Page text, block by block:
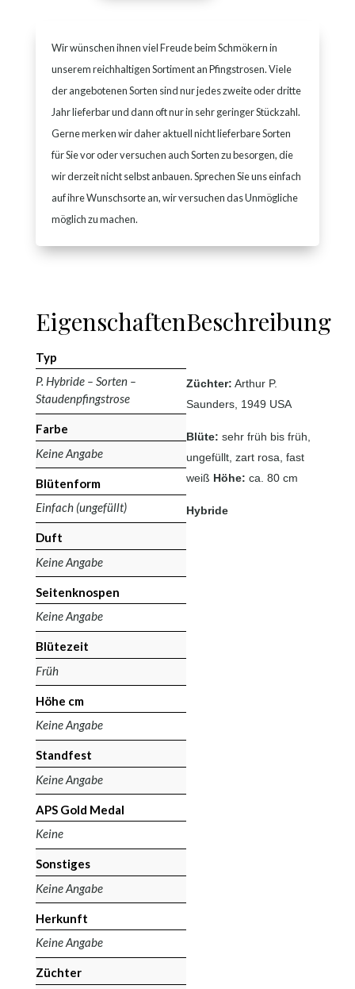
Wir wünschen ihnen viel Freude beim Schmökern in
unserem reichhaltigen Sortiment an Pfingstrosen. Viele
der angebotenen Sorten sind nur jedes zweite oder dritte
Jahr lieferbar und dann oft nur in sehr geringer Stückzahl.
Gerne merken wir daher aktuell nicht lieferbare Sorten
für Sie vor oder versuchen auch Sorten zu besorgen, die
wir derzeit nicht selbst anbauen. Sprechen Sie uns einfach
auf ihre Wunschsorte an, wir versuchen das Unmögliche
möglich zu machen.
Eigenschaften
Typ
P. Hybride – Sorten –
Staudenpfingstrose
Farbe
Keine Angabe
Blütenform
Einfach (ungefüllt)
Duft
Keine Angabe
Seitenknospen
Keine Angabe
Blütezeit
Früh
Höhe cm
Keine Angabe
Standfest
Keine Angabe
APS Gold Medal
Keine
Sonstiges
Keine Angabe
Herkunft
Keine Angabe
Züchter
Beschreibung
Züchter: Arthur P.
Saunders, 1949 USA
Blüte: sehr früh bis früh,
ungefüllt, zart rosa, fast
weiß Höhe: ca. 80 cm
Hybride